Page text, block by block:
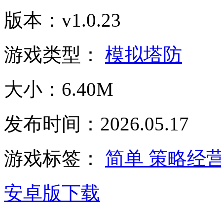
版本：v1.0.23
游戏类型： 模拟塔防
大小：6.40M
发布时间：2026.05.17
游戏标签： 简单 策略经
安卓版下载